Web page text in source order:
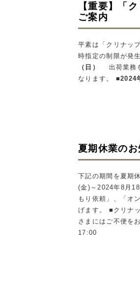
【重要】「
ご案内
平素は「クリナッ
時指定の制限が発
（日）
出荷業務
なります。 ■2024
夏期休業のお
下記の期間を夏期
(金)～2024年8月
もり依頼」、「オ
げます。 ■クリナ
さまにはご不便を
17:00